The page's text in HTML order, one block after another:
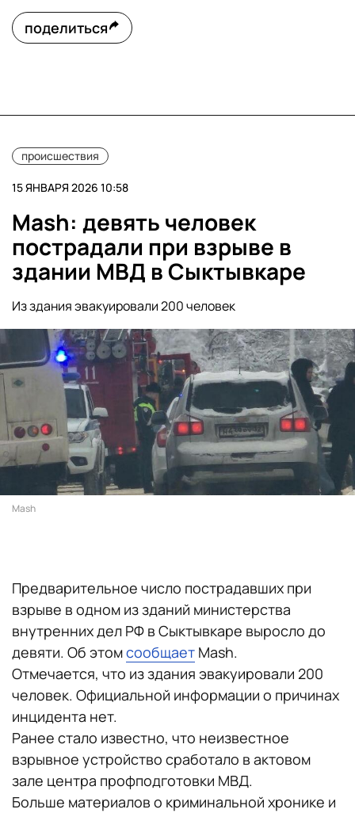
поделиться
происшествия
15 ЯНВАРЯ 2026 10:58
Mash: девять человек
пострадали при взрыве в
здании МВД в Сыктывкаре
Из здания эвакуировали 200 человек
Mash
Предварительное число пострадавших при
взрыве в одном из зданий министерства
внутренних дел РФ в Сыктывкаре выросло до
девяти. Об этомсообщает Mash.
Отмечается, что из здания эвакуировали 200
человек. Официальной информации о причинах
инцидента нет.
Ранее стало известно, что неизвестное
взрывное устройство сработало в актовом
зале центра профподготовки МВД.
Больше материалов о криминальной хронике и